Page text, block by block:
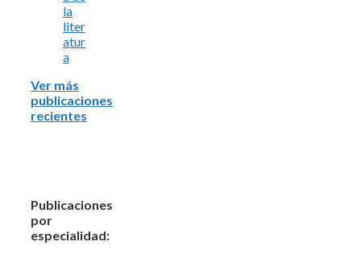
la
liter
atur
a
Ver más
publicaciones
recientes
Publicaciones
por
especialidad: